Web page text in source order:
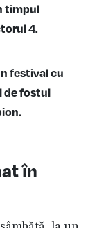
timpul
4.
festival cu
de fostul
în